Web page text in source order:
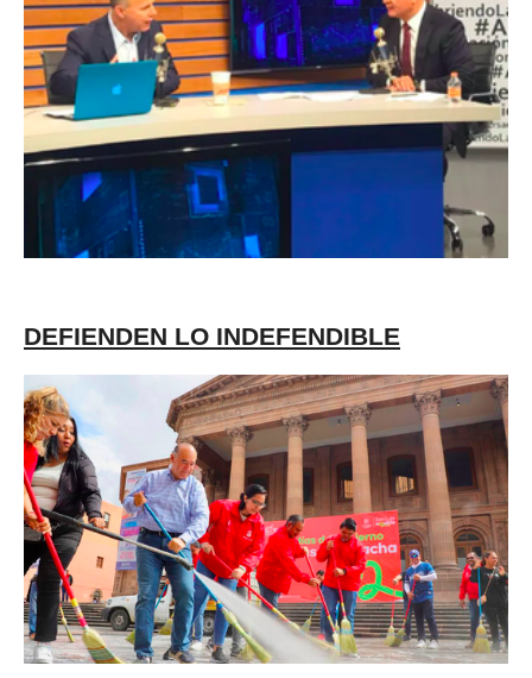
DEFIENDEN LO INDEFENDIBLE